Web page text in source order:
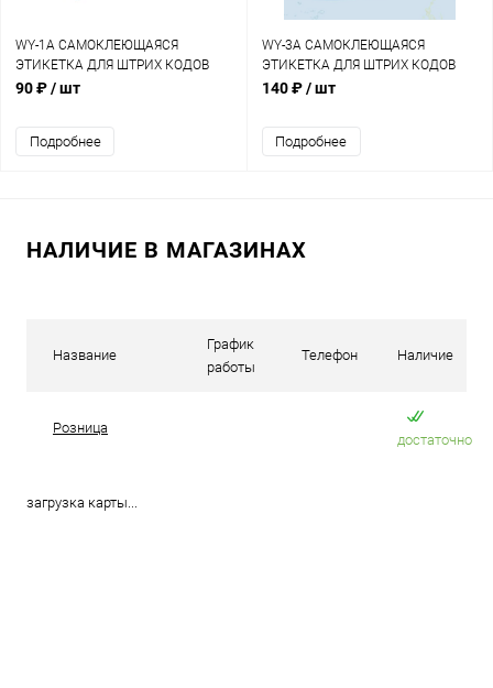
WY-1A САМОКЛЕЮЩАЯСЯ
ЭТИКЕТКА ДЛЯ ШТРИХ КОДОВ
50*30СМ 800ЭТИКЕТОК (HY-
90 ₽/ шт
Подробнее
WY-3A САМОКЛЕЮЩАЯСЯ
ЭТИКЕТКА ДЛЯ ШТРИХ КОДОВ
58*40СМ ЭТИКЕТОК (HY-40619-10-
140 ₽/ шт
Подробнее
НАЛИЧИЕ В МАГАЗИНАХ
Название
График
работы
Телефон Наличие
Розница
достаточно
загрузка карты...